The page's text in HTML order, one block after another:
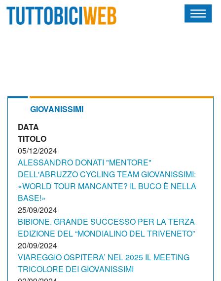
CALENDARIO
OSCAR
ALBI D'ORO
NEWSLETTER
GIOVANISSIMI
DATA
TITOLO
05/12/2024
ALESSANDRO DONATI "MENTORE"
DELL'ABRUZZO CYCLING TEAM GIOVANISSIMI:
«WORLD TOUR MANCANTE? IL BUCO È NELLA
BASE!»
25/09/2024
BIBIONE. GRANDE SUCCESSO PER LA TERZA
EDIZIONE DEL “MONDIALINO DEL TRIVENETO”
20/09/2024
VIAREGGIO OSPITERA’ NEL 2025 IL MEETING
TRICOLORE DEI GIOVANISSIMI